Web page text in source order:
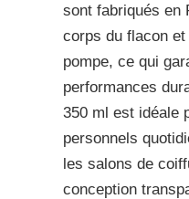
sont fabriqués en
corps du flacon
pompe, ce qui
performances
350 ml est idéale
personnels
les salons de
conception